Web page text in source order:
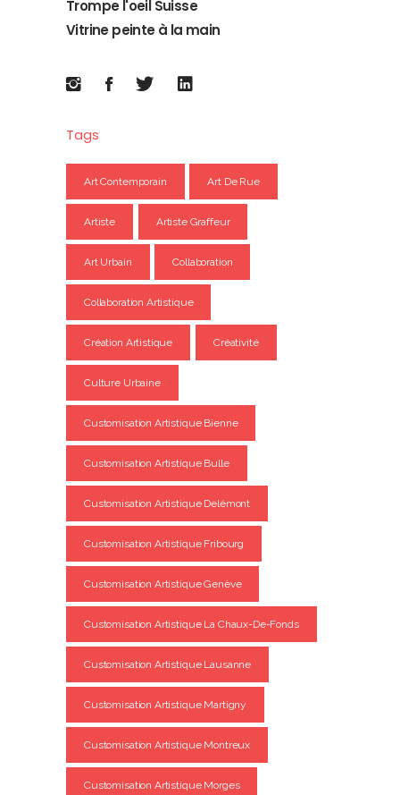
Trompe l'oeil Suisse
Vitrine peinte à la main
Tags
Art Contemporain Art De Rue
Artiste Artiste Graffeur
Art Urbain Collaboration
Collaboration Artistique
Création Artistique Créativité
Culture Urbaine
Customisation Artistique Bienne
Customisation Artistique Bulle
Customisation Artistique Delémont
Customisation Artistique Fribourg
Customisation Artistique Genève
Customisation Artistique La Chaux-De-Fonds
Customisation Artistique Lausanne
Customisation Artistique Martigny
Customisation Artistique Montreux
Customisation Artistique Morges